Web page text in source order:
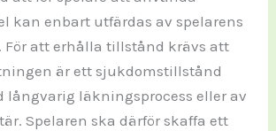
kan enbart utfärdas av spelarens
att erhålla tillstånd krävs att
är ett sjukdomstillstånd
långvarig läkningsprocess eller av
Spelaren ska därför skaffa ett